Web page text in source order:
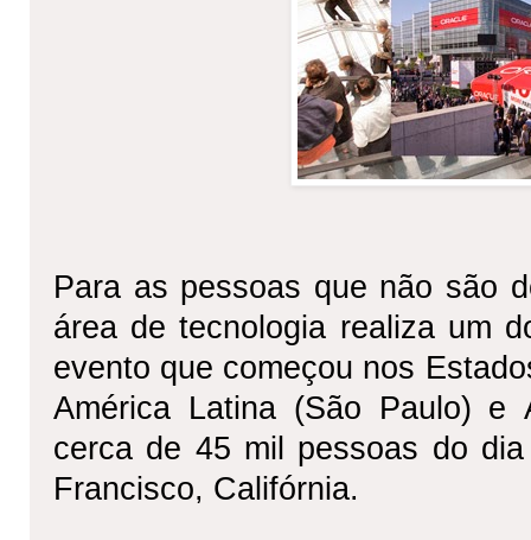
Para as pessoas que não são
área de tecnologia realiza um
evento que começou nos
América Latina (São Paulo) e
cerca de 45 mil pessoas do
Francisco, Califórnia.